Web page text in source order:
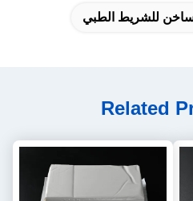
للشريط الطبي
Related